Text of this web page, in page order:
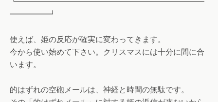
━━━━━┛
使えば、姫の反応が確実に変わってきます。
今から使い始めて下さい。クリスマスには十分に間に合
います。
的はずれの空砲メールは、神経と時間の無駄です。